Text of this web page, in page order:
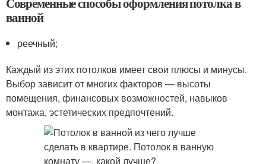
ванной
реечный;
Каждый из этих потолков имеет свои плюсы и минусы.
Выбор зависит от многих факторов — высоты
помещения, финансовых возможностей, навыков
монтажа, эстетических предпочтений.